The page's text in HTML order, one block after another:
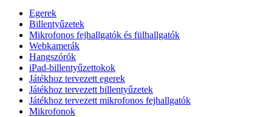
Egerek
Billentyűzetek
Mikrofonos fejhallgatók és fülhallgatók
Webkamerák
Hangszórók
iPad-billentyűzettokok
Játékhoz tervezett egerek
Játékhoz tervezett billentyűzetek
Játékhoz tervezett mikrofonos fejhallgatók
Mikrofonok